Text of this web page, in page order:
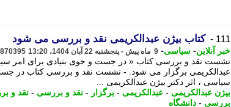
111 - کتاب بیژن عبدالکریمی نقد و بررسی می شود
خبر آنلاین- سیاسی- 9 ماه پیش - پنجشنبه 22 آبان 1404، 13:20
نشست نقد و بررسی کتاب « در جست و جوی بنیادی برای امر
عبدالکریمی برگزار می شود. - نشست نقد و بررسی کتاب در
سیاسی ، اثر دکتر بیژن عبدالکریمی ...
بیژن عبدالکریمی - عبدالکریمی - برگزار - نقد و بررسی - نقد و
بررسی - دانشگاه